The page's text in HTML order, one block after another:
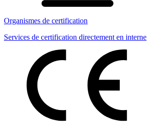
Organismes de certification
Services de certification directement en interne